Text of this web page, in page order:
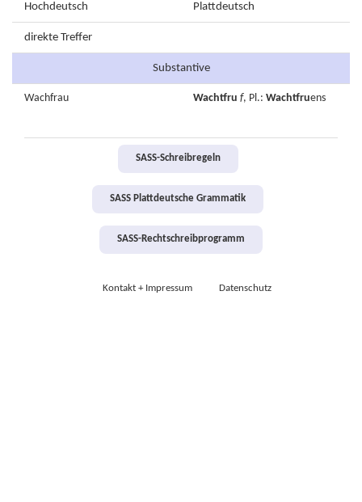
Hochdeutsch Plattdeutsch
direkte Treffer
Substantive
Wachfrau Wachtfru f, Pl.: Wachtfruens
SASS-Schreibregeln
SASS Plattdeutsche Grammatik
SASS-Rechtschreibprogramm
Kontakt + Impressum Datenschutz